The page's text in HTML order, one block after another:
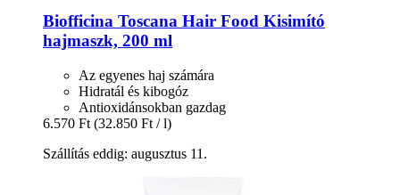
Biofficina Toscana Hair Food Kisimító
hajmaszk, 200 ml
Az egyenes haj számára
Hidratál és kibogóz
Antioxidánsokban gazdag
6.570 Ft (32.850 Ft / l)
Szállítás eddig: augusztus 11.